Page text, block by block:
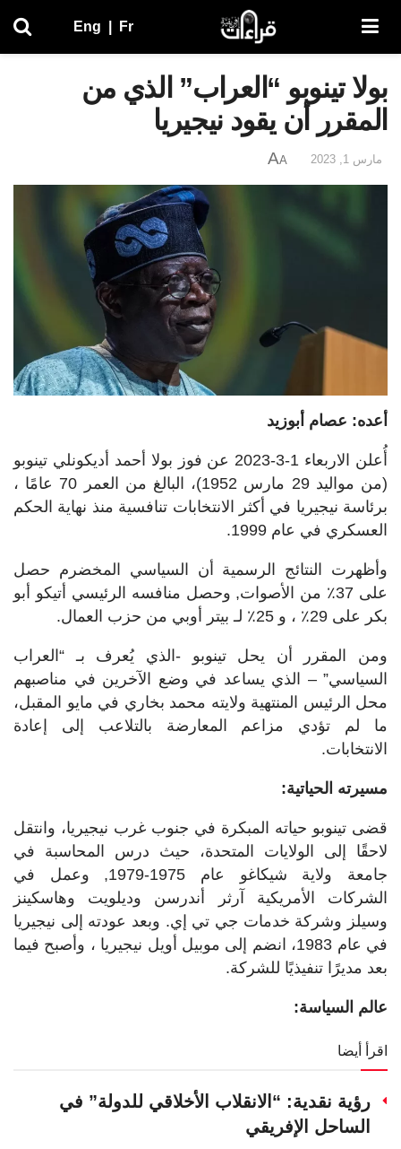
Eng Fr
بولا تينوبو “العراب” الذي من
المقرر أن يقود نيجيريا
مارس 1, 2023 A
A
أعده: عصام أبوزيد
أُعلن الاربعاء 1-3-2023 عن فوز بولا أحمد أديكونلي تينوبو
(من مواليد 29 مارس 1952)، البالغ من العمر 70 عامًا ،
برئاسة نيجيريا في أكثر الانتخابات تنافسية منذ نهاية الحكم
العسكري في عام 1999
.
وأظهرت النتائج الرسمية أن السياسي المخضرم حصل
على 37٪ من الأصوات, وحصل منافسه الرئيسي أتيكو أبو
بكر على 29٪ ، و 25٪ لـ بيتر أوبي من حزب العمال.
ومن المقرر أن يحل تينوبو -الذي يُعرف بـ “العراب
السياسي” – الذي يساعد في وضع الآخرين في مناصبهم
محل الرئيس المنتهية ولايته محمد بخاري في مايو المقبل،
ما لم تؤدي مزاعم المعارضة بالتلاعب إلى إعادة
الانتخابات.
مسيرته الحياتية:
قضى تينوبو حياته المبكرة في جنوب غرب نيجيريا، وانتقل
لاحقًا إلى الولايات المتحدة، حيث درس المحاسبة في
جامعة ولاية شيكاغو عام 1975-1979, وعمل في
الشركات الأمريكية آرثر أندرسن وديلويت وهاسكينز
وسيلز وشركة خدمات جي تي إي. وبعد عودته إلى نيجيريا
في عام 1983، انضم إلى موبيل أويل نيجيريا ، وأصبح فيما
بعد مديرًا تنفيذيًا للشركة.
عالم السياسة:
اقرأ أيضا
رؤية نقدية: “الانقلاب الأخلاقي للدولة” في
الساحل الإفريقي